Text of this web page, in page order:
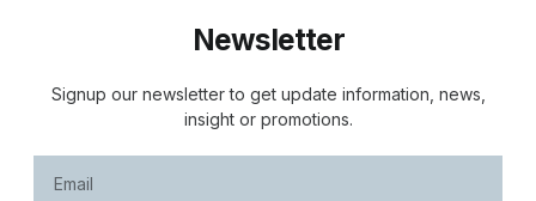
Newsletter
Signup our newsletter to get update information, news,
insight or promotions.